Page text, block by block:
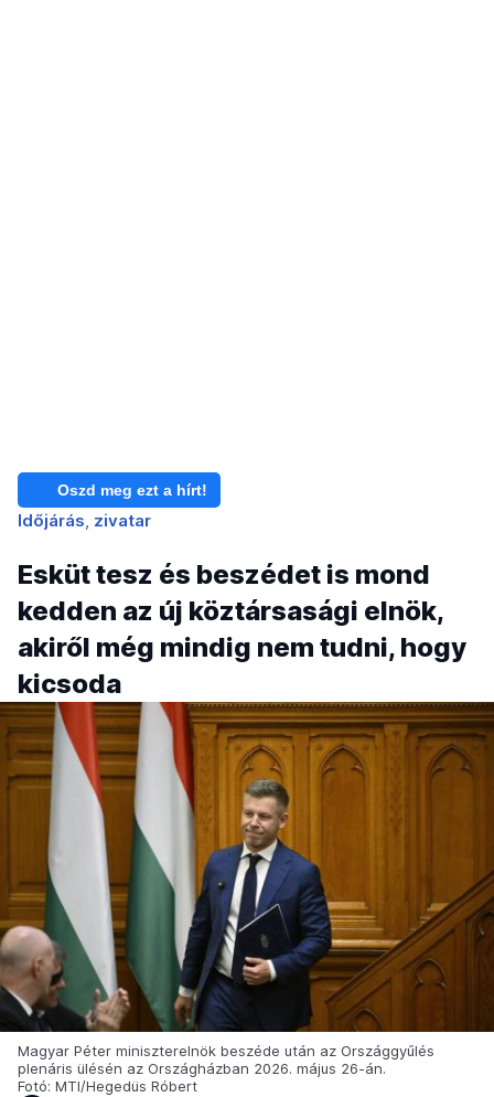
Oszd meg ezt a hírt!
Időjárás zivatar
Esküt tesz és beszédet is mond
kedden az új köztársasági elnök,
akiről még mindig nem tudni, hogy
kicsoda
Magyar Péter miniszterelnök beszéde után az Országgyűlés
plenáris ülésén az Országházban 2026. május 26-án.
Fotó: MTI/Hegedüs Róbert